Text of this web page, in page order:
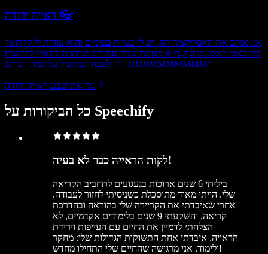
ראייה ירודה 👓
“אני אוהב את האפליקציה הזו, יש לי בעיות בעיניים והיא עוזרת לי לקרוא
בלי כאבי ראש. בנוסף, היא מצוינת עבור סוחרים שרוצים להאזין לחדשות
ולעבוד במקביל על כמה דברים.” - JJJJJJMMMMMMM”
גלו את שבט ראייה ירודה
כל הביקורות על Speechify
לקות הראייה כבר לא בעיה!
ביליתי 6 שנים ארוכות בגעגועים לתחביב הקריאה
שלי. הייתי מאוד מתוסכלת כשניסיתי לחזור לעבודה.
אחרי שאיבדתי את הקריירה שלי בהוראה ובהדרכת
קריאה, והשקעתי 9 שנים בלימודים אקדמיים, לא
הצלחתי לדמיין את החיים עם העייפות וירידת
הראייה. איבדתי אחת התשוקות הגדולות שלי: מחקר
ולימוד. אני מרגישה שהחיים שלי התחילו מחדש!